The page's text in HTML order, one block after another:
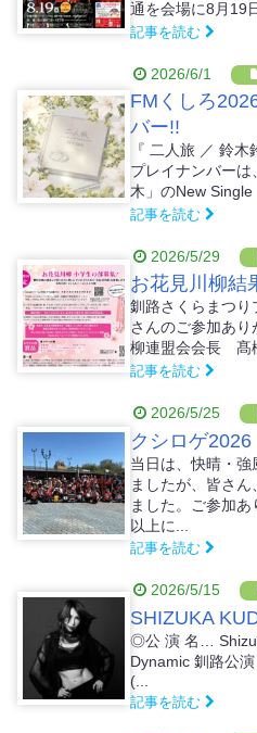
通を会場に8月19
記事を読む
2026/6/1
FMくしろ
バー!!
『 二人旅 ／ 鈴
プレイナンバー
木」のNew Single
記事を読む
2026/5/29
お花見川柳結
釧路さくらまつ
さんのご参加あり
柳連盟会会長 髙
記事を読む
2026/5/25
クシロゲ
当日は、快晴・
ましたが、皆さ
ました。ご参加
以上に...
記事を読む
2026/5/15
SHIZUKA
◎公 演 名…
Dynamic 釧路
(...
記事を読む